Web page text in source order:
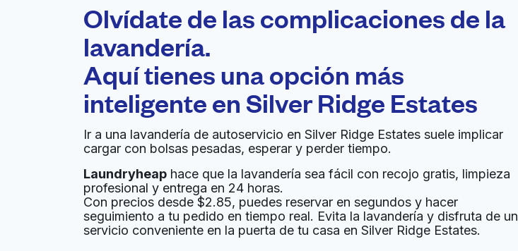
Recojo y entrega a en la
puerta de casa
Abierto 24/7
Dry Clean Supercenter Ir al sitio web
9601 White Settlement Rd, Fort Worth, TX 76108, United States
? min
Calcular la distancia
Mostrar número
desconocido
Jet Wash Coin Laundry Ir al sitio web
Olvídate de las complicaciones de la
lavandería.
Aquí tienes una opción más
inteligente enSilver Ridge Estates
Ir a una lavandería de autoservicio en Silver Ridge Estates suele implicar
cargar con bolsas pesadas, esperar y perder tiempo.
Laundryheap hace que la lavandería sea fácil con recojo gratis, limpieza
profesional y entrega en 24 horas.
Con precios desde $2.85, puedes reservar en segundos y hacer
seguimiento a tu pedido en tiempo real. Evita la lavandería y disfruta de un
servicio conveniente en la puerta de tu casa en Silver Ridge Estates.